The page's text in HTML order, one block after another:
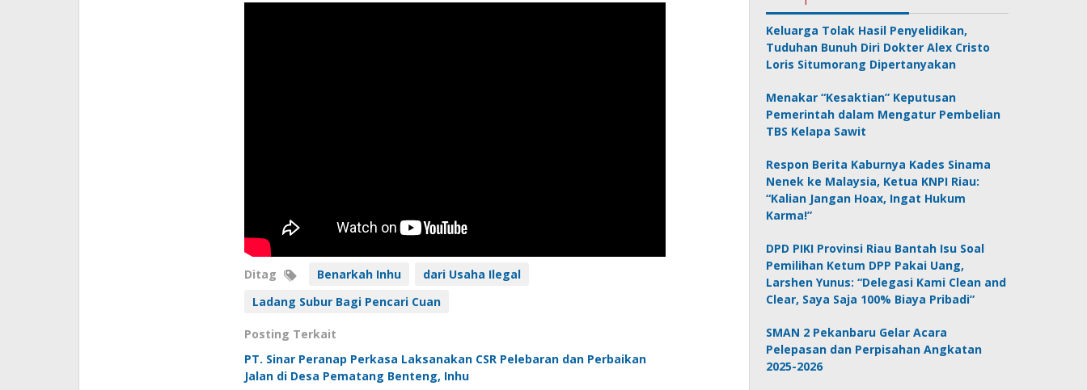
Ditag Benarkah Inhu
dari Usaha Ilegal
Ladang Subur Bagi Pencari Cuan
Posting Terkait
PT. Sinar Peranap Perkasa Laksanakan CSR Pelebaran dan Perbaikan
Jalan di Desa Pematang Benteng, Inhu
Keluarga Tolak Hasil Penyelidikan,
Tuduhan Bunuh Diri Dokter Alex Cristo
Loris Situmorang Dipertanyakan
Menakar “Kesaktian” Keputusan
Pemerintah dalam Mengatur Pembelian
TBS Kelapa Sawit
Respon Berita Kaburnya Kades Sinama
Nenek ke Malaysia, Ketua KNPI Riau:
“Kalian Jangan Hoax, Ingat Hukum
Karma!”
DPD PIKI Provinsi Riau Bantah Isu Soal
Pemilihan Ketum DPP Pakai Uang,
Larshen Yunus: “Delegasi Kami Clean and
Clear, Saya Saja 100% Biaya Pribadi”
SMAN 2 Pekanbaru Gelar Acara
Pelepasan dan Perpisahan Angkatan
2025-2026